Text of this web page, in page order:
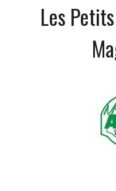
Les